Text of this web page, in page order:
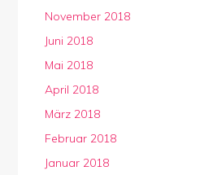
November 2018
Juni 2018
Mai 2018
April 2018
März 2018
Februar 2018
Januar 2018